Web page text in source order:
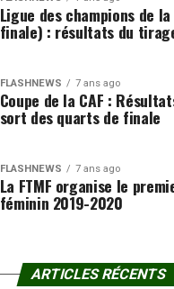
Ligue des champions de
finale) : résultats du
FLASHNEWS 7 ans ago
Coupe de la CAF :
sort des quarts de finale
FLASHNEWS 7 ans ago
La FTMF organise le
féminin 2019-2020
ARTICLES RÉCENTS